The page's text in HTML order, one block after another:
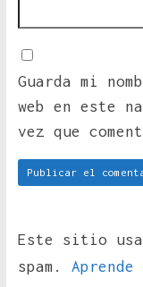
Guarda mi
web en este
vez que
Este sitio
spam.